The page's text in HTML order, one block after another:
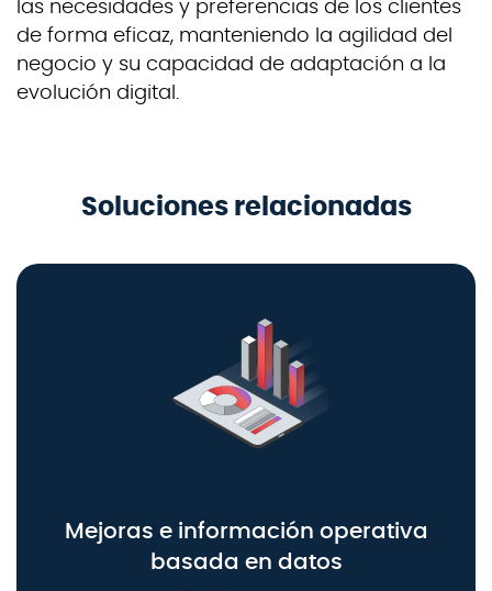
las necesidades y preferencias de los clientes
de forma eficaz, manteniendo la agilidad del
negocio y su capacidad de adaptación a la
evolución digital.
Soluciones relacionadas
Mejoras e información operativa
basada en datos